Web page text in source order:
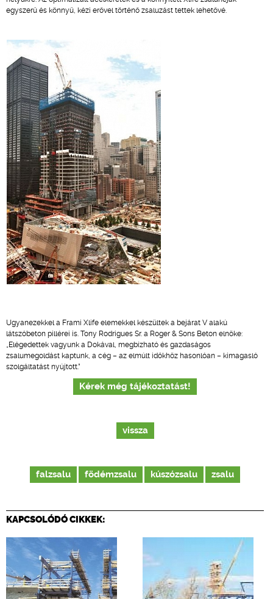
egyszerű és könnyű, kézi erővel történő zsaluzást tettek lehetővé.
Ugyanezekkel a Frami Xlife elemekkel készültek a bejárat V alakú
látszóbeton pillérei is. Tony Rodrigues Sr. a Roger & Sons Beton elnöke:
„Elégedettek vagyunk a Dokával, megbízható és gazdaságos
zsalumegoldást kaptunk, a cég – az elmúlt időkhöz hasonlóan – kimagasló
szolgáltatást nyújtott.”
Kérek még tájékoztatást!
vissza
falzsalu födémzsalu kúszózsalu zsalu
KAPCSOLÓDÓ CIKKEK: